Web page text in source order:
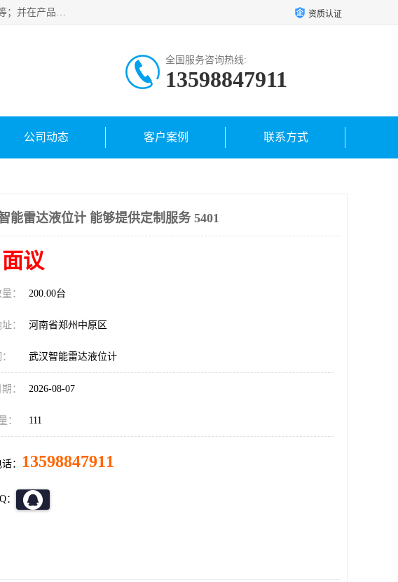
河南福瑞德仪表有限公司是生产销售电容液位计、液氨液位计、小量程液位计定制、智能锅炉水位计、液氮液位计等；并在产品开发、研制的过程中，吸取国内外仪器仪表的技术精华，建立了一支高、精、尖的科研开发队伍，使产品性能不断升级。 资质认证
全国服务咨询热线:
13598847911
公司动态 客户案例 联系方式
能雷达液位计 能够提供定制服务 5401
面议
： 200.00台
： 河南省郑州中原区
武汉智能雷达液位计
： 2026-08-07
： 111
： 13598847911
：